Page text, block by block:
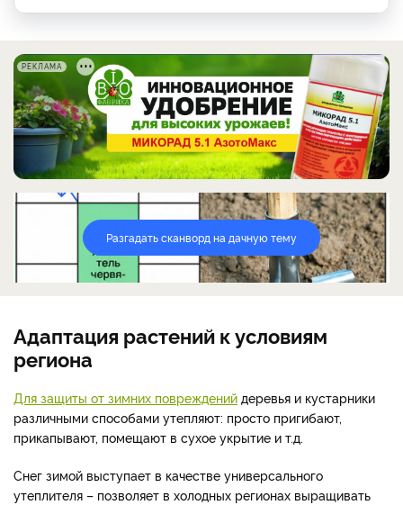
РЕКЛАМА
Разгадать сканворд на дачную тему
Адаптация растений к условиям
региона
Для защиты от зимних повреждений деревья и кустарники
различными способами утепляют: просто пригибают,
прикапывают, помещают в сухое укрытие и т.д.
Снег зимой выступает в качестве универсального
утеплителя – позволяет в холодных регионах выращивать